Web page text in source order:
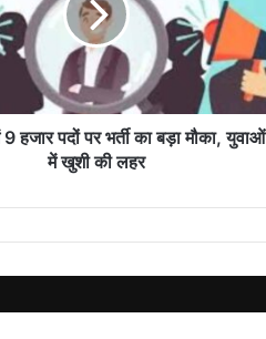
हजार पदों पर भर्ती का बड़ा मौका, युवाओं
में खुशी की लहर